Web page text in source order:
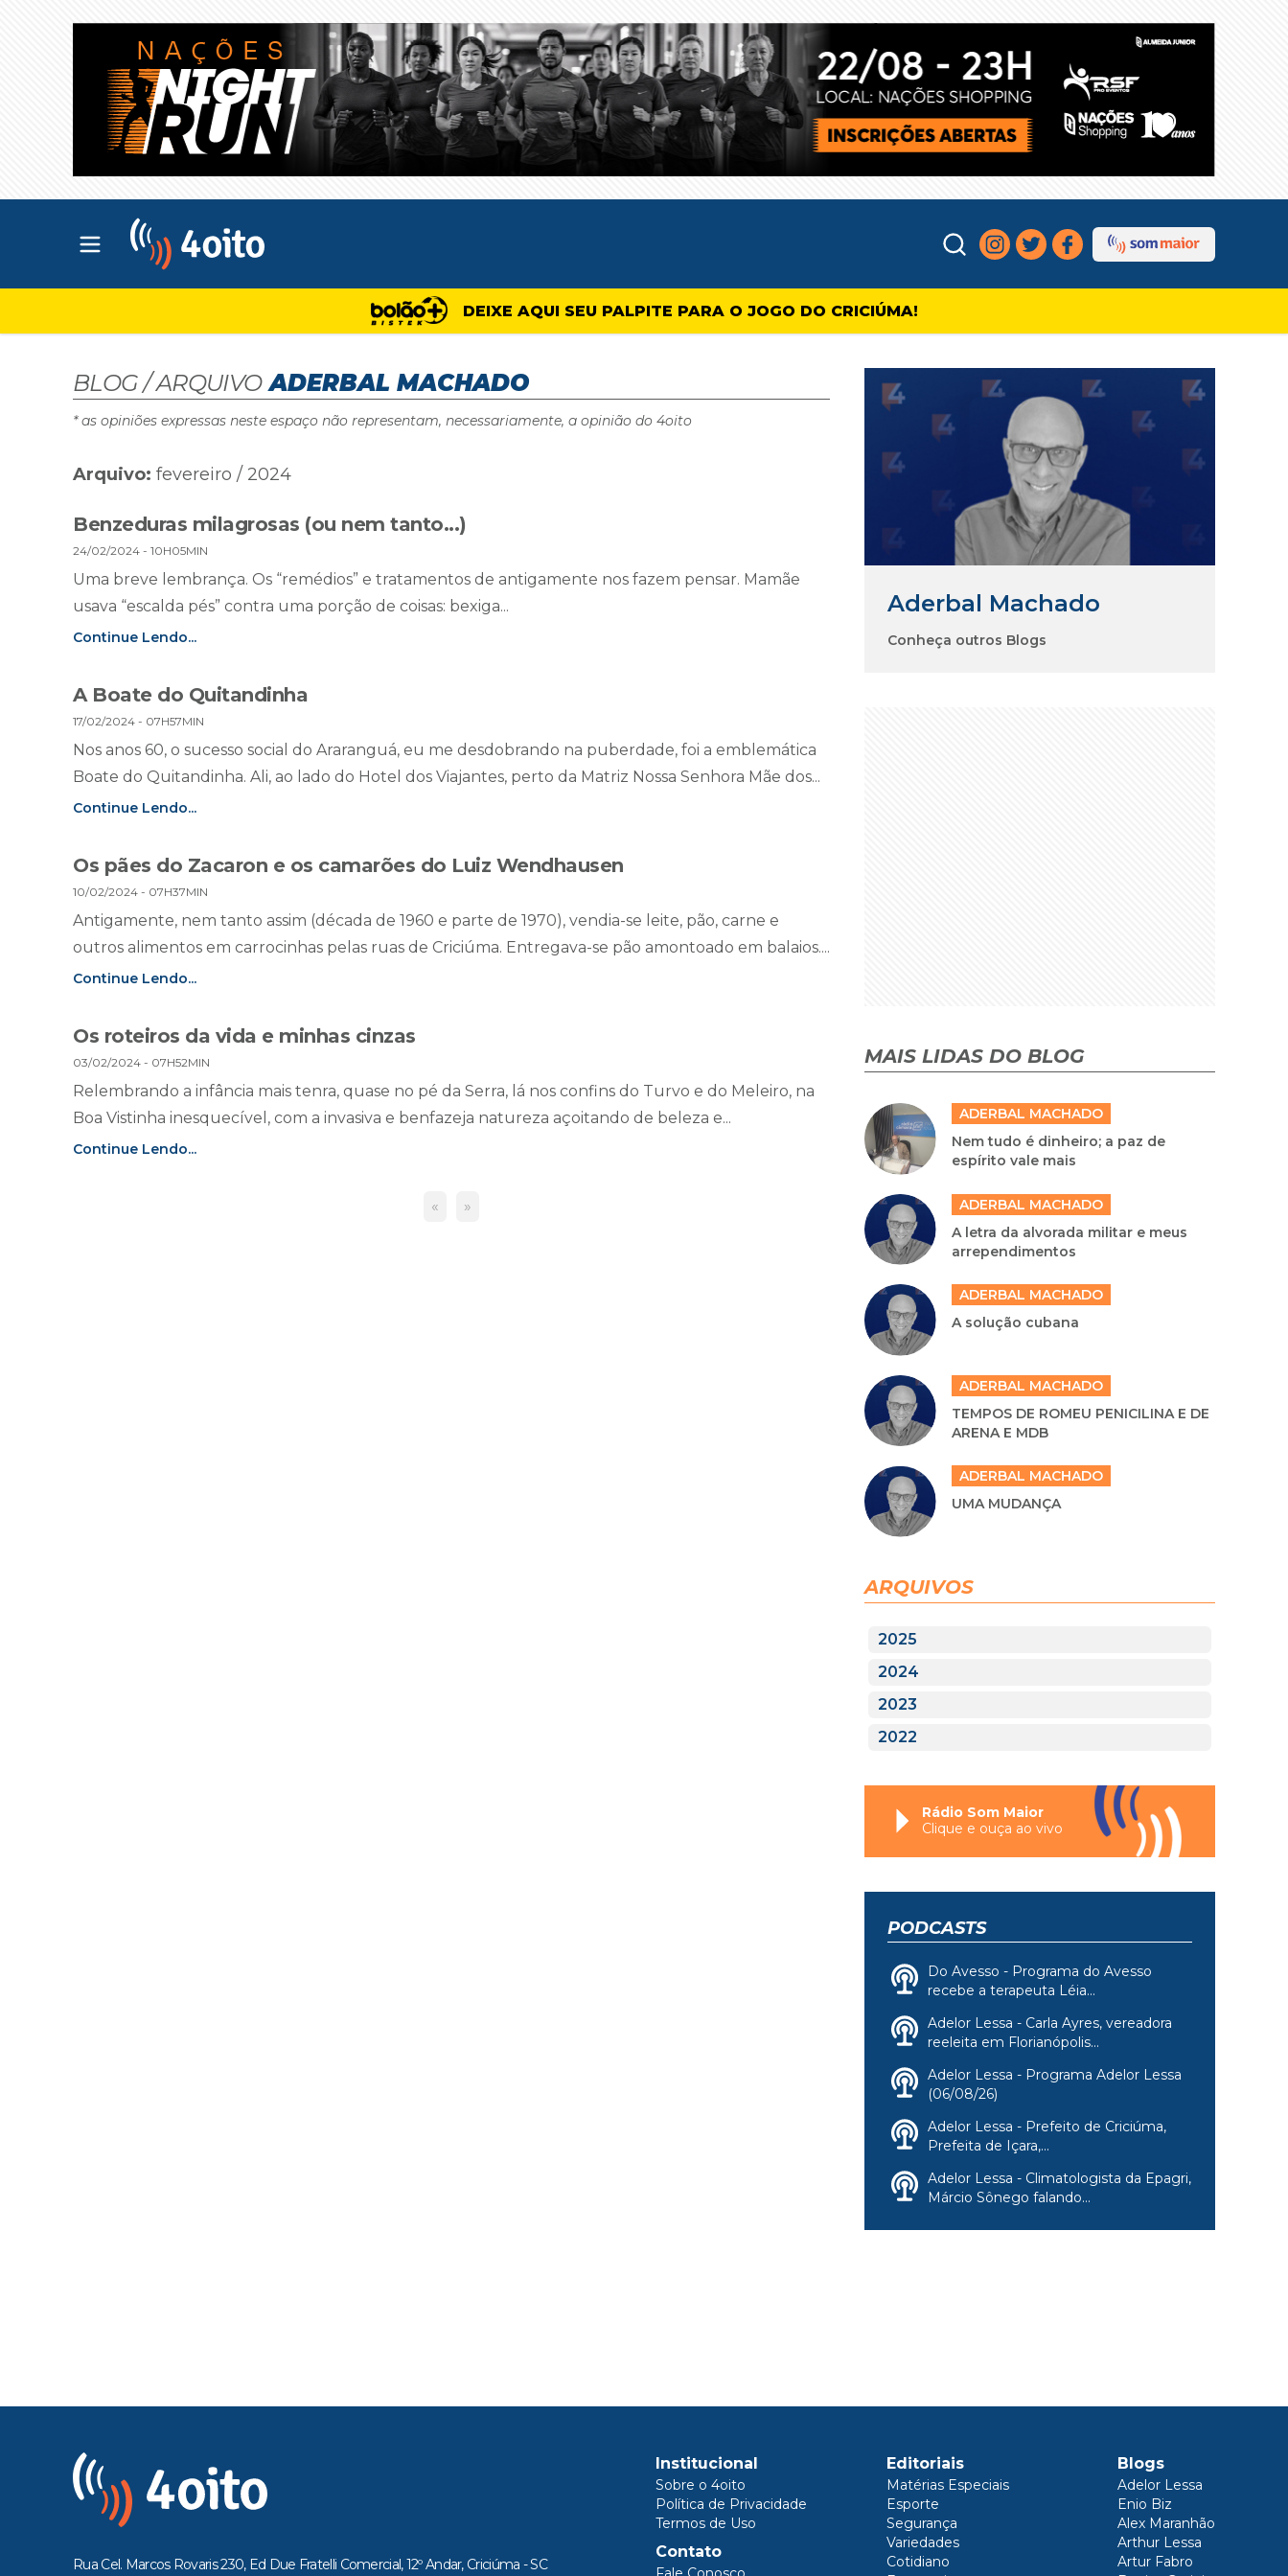
Abrir menu principal
DEIXE AQUI SEU PALPITE PARA O JOGO DO CRICIÚMA!
BLOG / ARQUIVO ADERBAL MACHADO
* as opiniões expressas neste espaço não representam, necessariamente, a opinião do 4oito
Arquivo: fevereiro / 2024
Benzeduras milagrosas (ou nem tanto...)
24/02/2024 - 10H05MIN
Uma breve lembrança. Os “remédios” e tratamentos de antigamente nos fazem pensar. Mamãe
usava “escalda pés” contra uma porção de coisas: bexiga...
Continue Lendo...
A Boate do Quitandinha
17/02/2024 - 07H57MIN
Nos anos 60, o sucesso social do Araranguá, eu me desdobrando na puberdade, foi a emblemática
Boate do Quitandinha. Ali, ao lado do Hotel dos Viajantes, perto da Matriz Nossa Senhora Mãe dos...
Continue Lendo...
Os pães do Zacaron e os camarões do Luiz Wendhausen
10/02/2024 - 07H37MIN
Antigamente, nem tanto assim (década de 1960 e parte de 1970), vendia-se leite, pão, carne e
outros alimentos em carrocinhas pelas ruas de Criciúma. Entregava-se pão amontoado em balaios....
Continue Lendo...
Os roteiros da vida e minhas cinzas
03/02/2024 - 07H52MIN
Relembrando a infância mais tenra, quase no pé da Serra, lá nos confins do Turvo e do Meleiro, na
Boa Vistinha inesquecível, com a invasiva e benfazeja natureza açoitando de beleza e...
Continue Lendo...
« »
Aderbal Machado
Conheça outros Blogs
MAIS LIDAS DO BLOG
ADERBAL MACHADO
Nem tudo é dinheiro; a paz de
espírito vale mais
ADERBAL MACHADO
A letra da alvorada militar e meus
arrependimentos
ADERBAL MACHADO
A solução cubana
ADERBAL MACHADO
TEMPOS DE ROMEU PENICILINA E DE
ARENA E MDB
ADERBAL MACHADO
UMA MUDANÇA
ARQUIVOS
2025
2024
2023
2022
Rádio Som Maior
Clique e ouça ao vivo
PODCASTS
Do Avesso - Programa do Avesso
recebe a terapeuta Léia...
Adelor Lessa - Carla Ayres, vereadora
reeleita em Florianópolis...
Adelor Lessa - Programa Adelor Lessa
(06/08/26)
Adelor Lessa - Prefeito de Criciúma,
Prefeita de Içara,...
Adelor Lessa - Climatologista da Epagri,
Márcio Sônego falando...
Rua Cel. Marcos Rovaris 230, Ed Due Fratelli Comercial, 12º Andar, Criciúma - SC
Institucional
Sobre o 4oito
Política de Privacidade
Termos de Uso
Contato
Editoriais
Matérias Especiais
Esporte
Segurança
Variedades
Cotidiano
Blogs
Adelor Lessa
Enio Biz
Alex Maranhão
Arthur Lessa
Artur Fabro